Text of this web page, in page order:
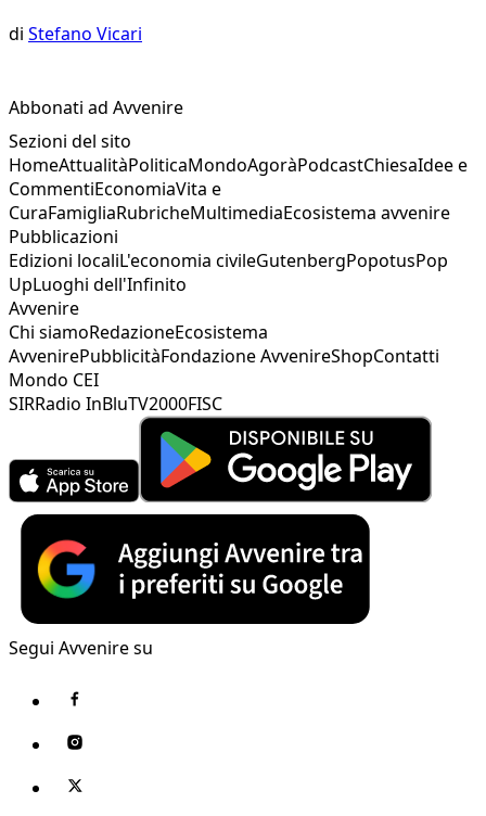
di Stefano Vicari
Abbonati ad Avvenire
Sezioni del sito
HomeAttualitàPoliticaMondoAgoràPodcastChiesaIdee e
CommentiEconomiaVita e
CuraFamigliaRubricheMultimediaEcosistema avvenire
Pubblicazioni
Edizioni localiL'economia civileGutenbergPopotusPop
UpLuoghi dell'Infinito
Avvenire
Chi siamoRedazioneEcosistema
AvvenirePubblicitàFondazione AvvenireShopContatti
Mondo CEI
SIRRadio InBluTV2000FISC
Segui Avvenire su